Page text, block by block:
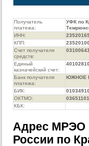
Получатель
платежа:
УФК по
ИНН:
КПП:
Счет получателя
средств:
Единый
казначейский счет:
Банк получателя
платежа:
ЮЖНОЕ
БИК:
ОКТМО:
03651101
КБК:
Адрес
России по